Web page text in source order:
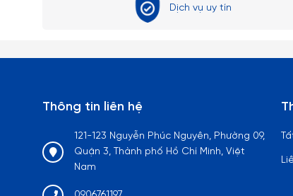
– Tuyệt đối không dùng các đồ vật cứng thô ráp để
– Tuyệt đối tránh rót nước sôi nóng một cách
gây ra hiện tượng sốc nhiệt có thể làm nứt vỡ Ly.
– Với tất cả mọi loại đồ thủy tinh nói chung thì
tinh luôn trong và sáng bóng như mới, đối với
Dịch vụ uy tín
Thông tin liên hệ
121-123 Nguyễn Phúc Nguyên, Phường 09,
Quận 3, Thành phố Hồ Chí Minh, Việt
Nam